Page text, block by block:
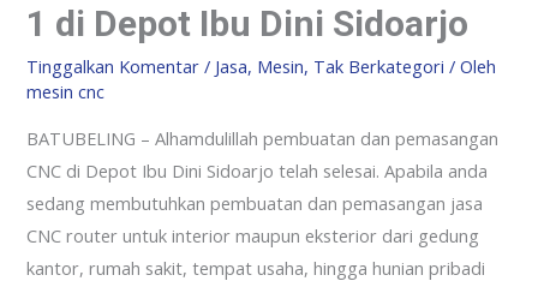
1 di Depot Ibu Dini Sidoarjo
Tinggalkan Komentar / Jasa, Mesin, Tak Berkategori / Oleh
mesin cnc
BATUBELING – Alhamdulillah pembuatan dan pemasangan
CNC di Depot Ibu Dini Sidoarjo telah selesai. Apabila anda
sedang membutuhkan pembuatan dan pemasangan jasa
CNC router untuk interior maupun eksterior dari gedung
kantor, rumah sakit, tempat usaha, hingga hunian pribadi